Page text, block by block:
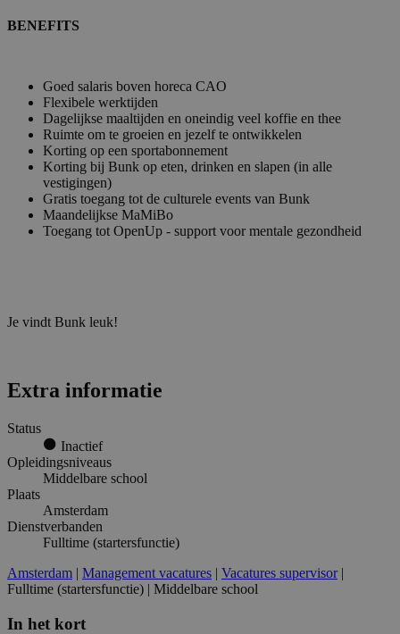
BENEFITS
Goed salaris boven horeca CAO
Flexibele werktijden
Dagelijkse maaltijden en oneindig veel koffie en thee
Ruimte om te groeien en jezelf te ontwikkelen
Korting op een sportabonnement
Korting bij Bunk op eten, drinken en slapen (in alle
vestigingen)
Gratis toegang tot de culturele events van Bunk
Maandelijkse MaMiBo
Toegang tot OpenUp - support voor mentale gezondheid
Je vindt Bunk leuk!
Extra informatie
Status
Inactief
Opleidingsniveaus
Middelbare school
Plaats
Amsterdam
Dienstverbanden
Fulltime (startersfunctie)
Amsterdam | Management vacatures | Vacatures supervisor|
Fulltime (startersfunctie) | Middelbare school
In het kort